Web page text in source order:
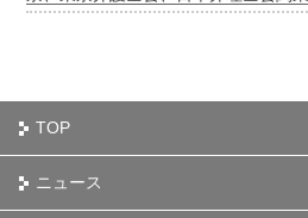
TOP
ニュース